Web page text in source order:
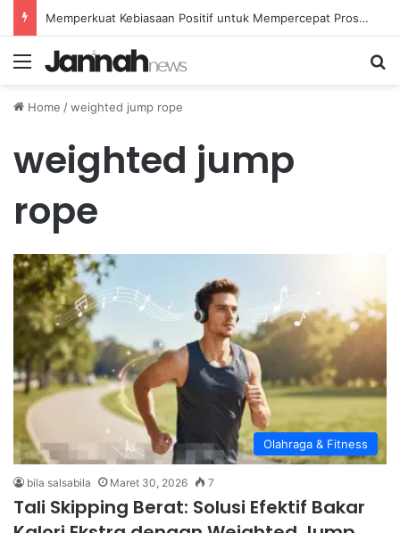
Memperkuat Kebiasaan Positif untuk Mempercepat Proses Pemulihan Mental Anda
Menu
Home /weighted jump rope
weighted jump
rope
Olahraga & Fitness
bila salsabila Maret 30, 2026 7
Tali Skipping Berat: Solusi Efektif Bakar